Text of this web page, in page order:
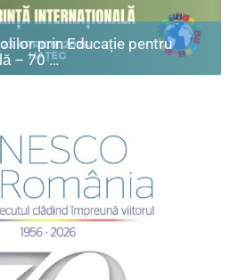
prin Educație pentru
– 70 …Articol: Transformarea